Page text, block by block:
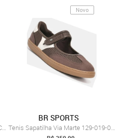
Sandália Couro Marrom Salto Alto Ceccone...
Novo
BR SPORTS
Tenis Sapatilha Via Marte 129-019-06 Feminina